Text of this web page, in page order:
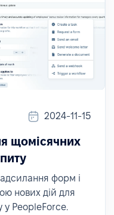
2024-11-15
щомісячних
форм і
нових дій для
у PeopleForce.